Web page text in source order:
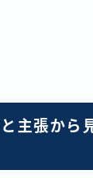
主張から